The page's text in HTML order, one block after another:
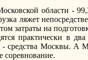
области -
ляжет
затраты на
практически в
средства Москвы. А
соревнование.